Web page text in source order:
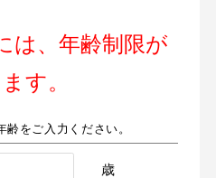
は、年齢制限が
す。
をご入力ください。
歳